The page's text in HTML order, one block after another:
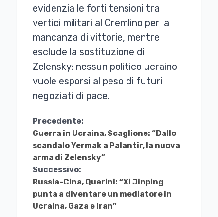
evidenzia le forti tensioni tra i
vertici militari al Cremlino per la
mancanza di vittorie, mentre
esclude la sostituzione di
Zelensky: nessun politico ucraino
vuole esporsi al peso di futuri
negoziati di pace.
Continua
a
Leggere
Precedente:
Guerra in Ucraina, Scaglione: “Dallo
scandalo Yermak a Palantir, la nuova
arma di Zelensky”
Successivo:
Russia-Cina, Querini: “Xi Jinping
punta a diventare un mediatore in
Ucraina, Gaza e Iran”